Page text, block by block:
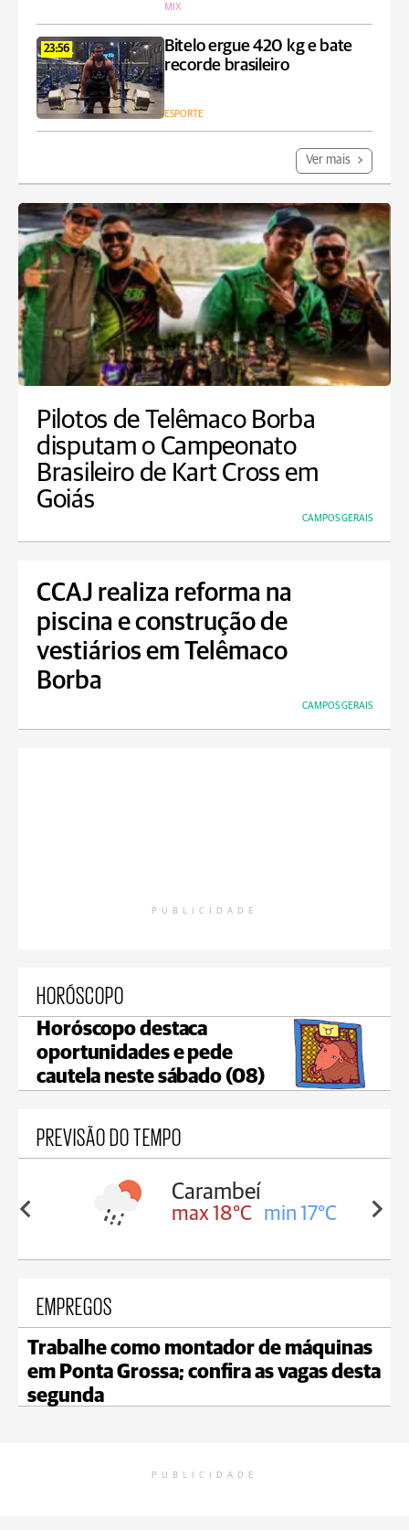
MIX
23:56
Bitelo ergue 420 kg e bate
recorde brasileiro
ESPORTE
Ver mais
Pilotos de Telêmaco Borba
disputam o Campeonato
Brasileiro de Kart Cross em
Goiás
CAMPOS GERAIS
CCAJ realiza reforma na
piscina e construção de
vestiários em Telêmaco
Borba
CAMPOS GERAIS
PUBLICIDADE
HORÓSCOPO
Horóscopo destaca
oportunidades e pede
cautela neste sábado (08)
PREVISÃO DO TEMPO
18°C
Carambeí
max 18°C min 17°C
EMPREGOS
Trabalhe como montador de máquinas
em Ponta Grossa; confira as vagas desta
segunda
PUBLICIDADE